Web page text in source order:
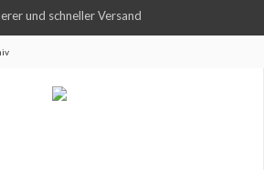
und schneller Versand